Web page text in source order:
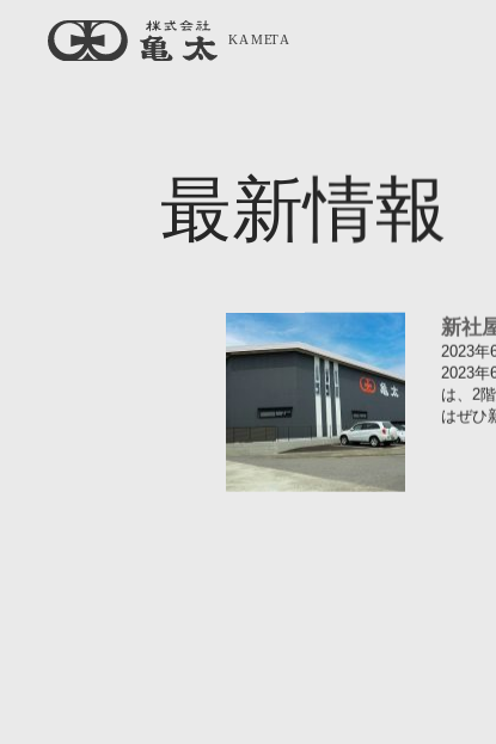
最新情報
新社
2023年
2023年
は、2
はぜひ